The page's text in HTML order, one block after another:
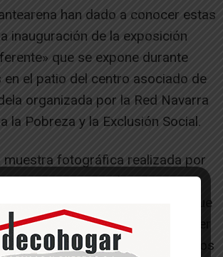
han dado a conocer estas
inauguración de la exposición
que se expone durante
en el patio del centro asociado de
organizada por la Red Navarra
la Pobreza y la Exclusión Social.
muestra fotográfica realizada por
Unai Beroiz que plasma en sus
que vivimos en Navarra y que
a los que tienen que hacer
vecinos y vecinas con los